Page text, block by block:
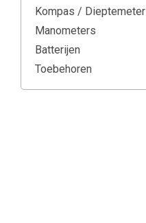
Kompas / Dieptemeter
Manometers
Batterijen
Toebehoren